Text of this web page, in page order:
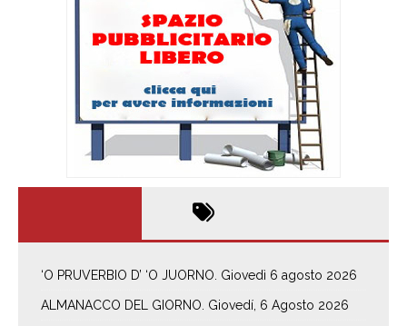
‘O PRUVERBIO D’ ‘O JUORNO. Giovedì 6 agosto 2026
ALMANACCO DEL GIORNO. Giovedí, 6 Agosto 2026